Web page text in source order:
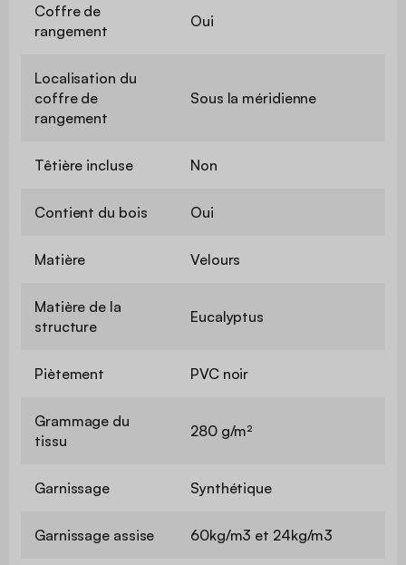
Coffre de
rangement
Oui
Localisation du
coffre de
rangement
Sous la méridienne
Têtière incluse Non
Contient du bois Oui
Matière Velours
Matière de la
structure
Eucalyptus
Piètement PVC noir
Grammage du
tissu
280 g/m²
Garnissage Synthétique
Garnissage assise 60kg/m3 et 24kg/m3